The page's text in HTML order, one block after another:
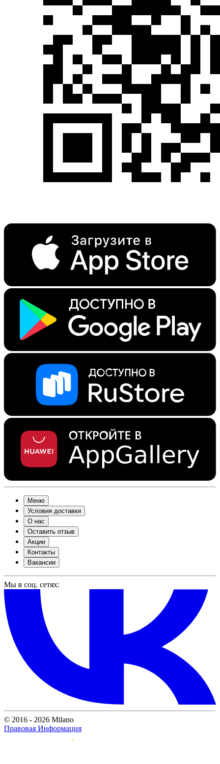
Меню
Условия доставки
О нас
Оставить отзыв
Акции
Контакты
Вакансии
Мы в соц. сетях:
© 2016 - 2026 Milano
Правовая Информация